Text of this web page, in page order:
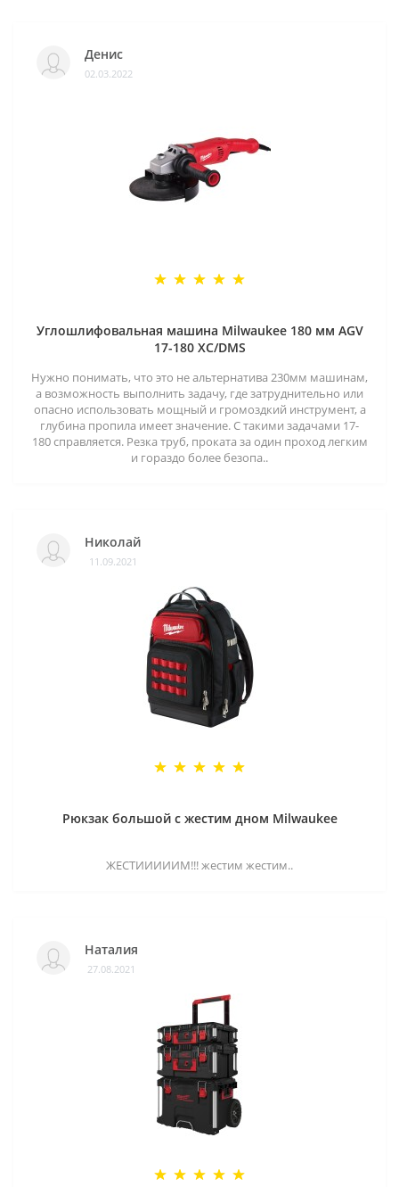
Денис
02.03.2022
Углошлифовальная машина Milwaukee 180 мм AGV
17-180 XC/DMS
Нужно понимать, что это не альтернатива 230мм машинам,
а возможность выполнить задачу, где затруднительно или
опасно использовать мощный и громоздкий инструмент, а
глубина пропила имеет значение. С такими задачами 17-
180 справляется. Резка труб, проката за один проход легким
и гораздо более безопа..
Николай
11.09.2021
Рюкзак большой с жестим дном Milwaukee
ЖЕСТИИИИИМ!!! жестим жестим..
Наталия
27.08.2021